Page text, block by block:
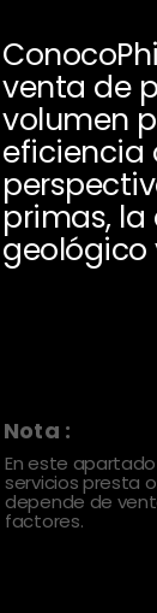
venta de
volumen
eficiencia
primas,
geológico
Nota :
En este
servicios presta
depende de
factores.